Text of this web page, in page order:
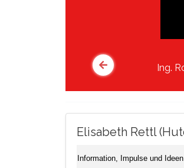
Ing.
Elisabeth Rettl
Information, Impulse und